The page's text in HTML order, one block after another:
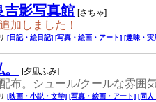
吉影写真館 [さちゃ]
加しました！
[日記・絵日記] [写真・絵画・アート] [趣味・実
[夕凪ふみ]
布。シュール/クールな雰囲
[映画・小説・文学] [写真・絵画・アート] [同人